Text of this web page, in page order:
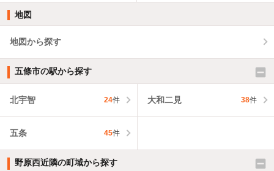
地図
地図から探す
五條市の駅から探す
北宇智 24件 大和二見 38件
五条 45件
野原西近隣の町域から探す